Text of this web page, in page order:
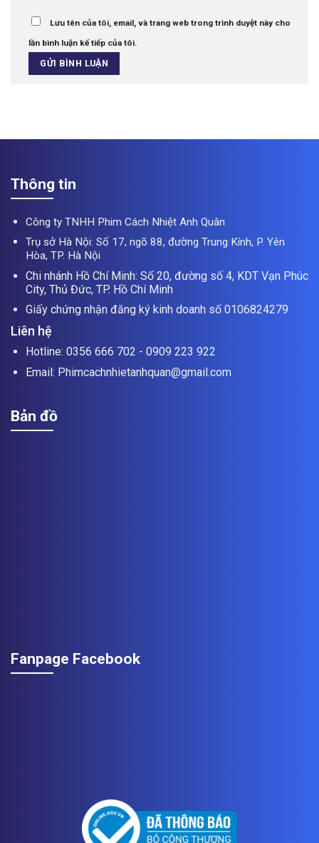
Lưu tên của tôi, email, và trang web trong trình duyệt này cho
lần bình luận kế tiếp của tôi.
Thông tin
Công ty TNHH Phim Cách Nhiệt Anh Quân
Trụ sở Hà Nội: Số 17, ngõ 88, đường Trung Kính, P. Yên
Hòa, TP. Hà Nội
Chi nhánh Hồ Chí Minh: Số 20, đường số 4, KDT Vạn Phúc
City, Thủ Đức, TP. Hồ Chí Minh
Giấy chứng nhận đăng ký kinh doanh số 0106824279
Liên hệ
Hotline: 0356 666 702 - 0909 223 922
Email: Phimcachnhietanhquan@gmail.com
Bản đồ
Fanpage Facebook